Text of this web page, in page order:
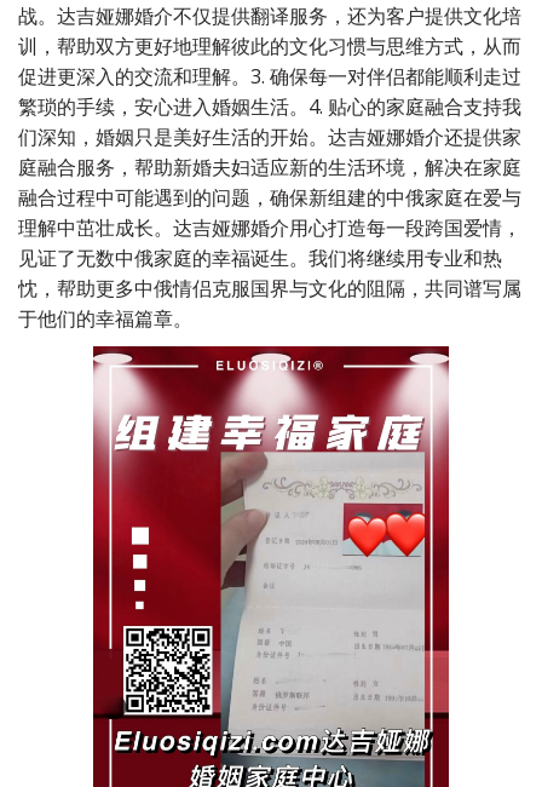
战。达吉娅娜婚介不仅提供翻译服务，还为客户提供文化培
训，帮助双方更好地理解彼此的文化习惯与思维方式，从而
促进更深入的交流和理解。3. 确保每一对伴侣都能顺利走过
繁琐的手续，安心进入婚姻生活。4. 贴心的家庭融合支持我
们深知，婚姻只是美好生活的开始。达吉娅娜婚介还提供家
庭融合服务，帮助新婚夫妇适应新的生活环境，解决在家庭
融合过程中可能遇到的问题，确保新组建的中俄家庭在爱与
理解中茁壮成长。达吉娅娜婚介用心打造每一段跨国爱情，
见证了无数中俄家庭的幸福诞生。我们将继续用专业和热
忱，帮助更多中俄情侣克服国界与文化的阻隔，共同谱写属
于他们的幸福篇章。